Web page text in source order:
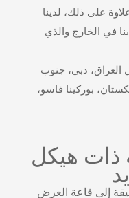
على ذلك، لدينا
في الخارج والذي
العراق، دبي، جنوب
بوركينا فاسو،
ذات هيكل
إلى قاعة العرض